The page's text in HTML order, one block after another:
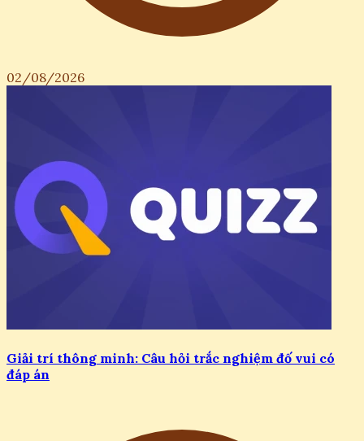
02/08/2026
Giải trí thông minh: Câu hỏi trắc nghiệm đố vui có
đáp án